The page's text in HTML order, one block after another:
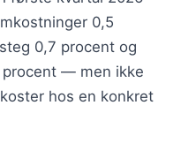
0,5
0,7 procent og
procent — men ikke
hos en konkret